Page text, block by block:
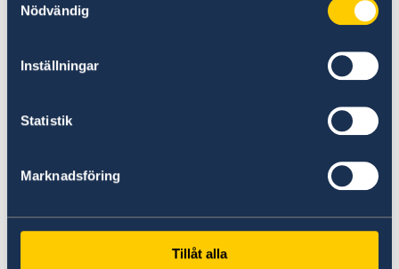
Nödvändig
Inställningar
Statistik
Marknadsföring
Tillåt alla
questions regarding Sweden visa process
Phone:+357 22008792
Email: info.FinlandCyprus@vfshelpline.com
Address: